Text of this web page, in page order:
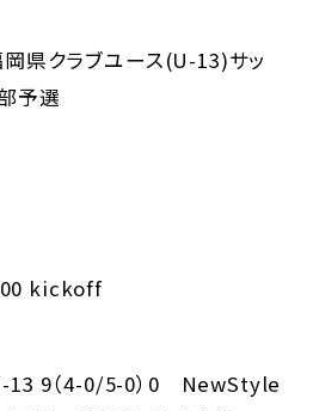
県クラブユース(U-13)サッ
予選
kickoff
13 9（4-0/5-0）0 NewStyle